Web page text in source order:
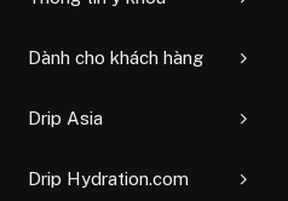
Dành cho khách hàng
Drip Asia
Drip Hydration.com